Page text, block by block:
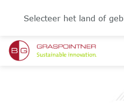
Selecteer het land of